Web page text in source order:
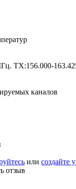
TX:156.000-
каналов
или создайте
отзыв